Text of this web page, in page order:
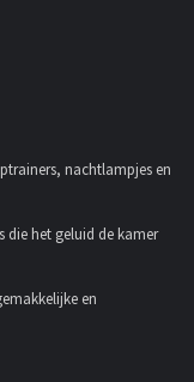
nachtlampjes en
die het geluid de kamer
en